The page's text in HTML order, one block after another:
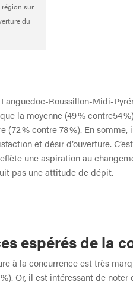
région sur
du
Languedoc-Roussillon-Midi-
la moyenne (49 % contre54
(72 % contre 78 %). En somme,
et désir d’ouverture.
une aspiration au
pas une attitude de dépit.
espérés de la
à la concurrence est très
Or, il est intéressant de